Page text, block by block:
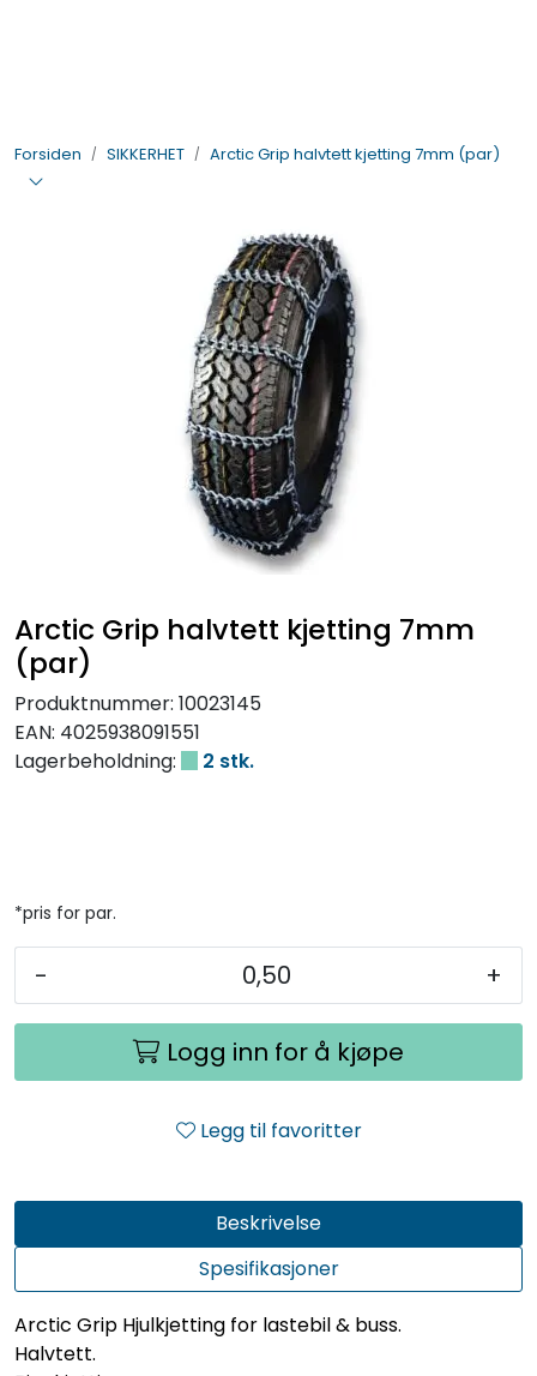
Forsiden SIKKERHET Arctic Grip halvtett kjetting 7mm (par)
Arctic Grip halvtett kjetting 7mm
(par)
Produktnummer: 10023145
EAN: 4025938091551
Lagerbeholdning:
2 stk.
*pris for par.
- +
Logg inn for å kjøpe
Legg til favoritter
Beskrivelse
Spesifikasjoner
Arctic Grip Hjulkjetting for lastebil & buss.
Halvtett.
ELEKTRISK
PÅBYGG OG CHASSIS